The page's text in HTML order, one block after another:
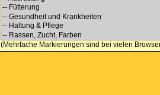
(Mehrfache Markierungen sind bei vielen